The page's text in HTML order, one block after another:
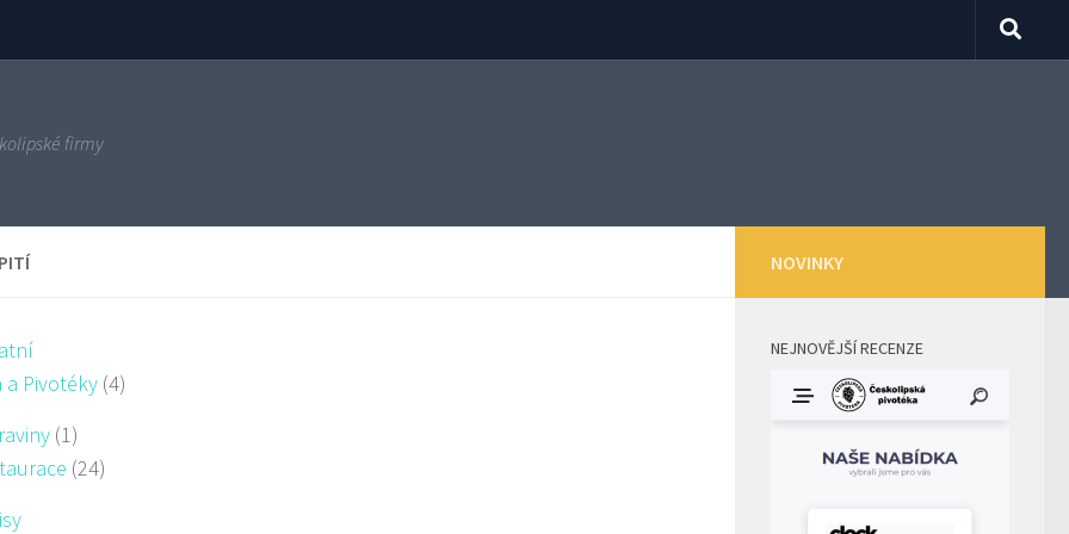
firmy
a Pivotéky (4)
(1)
(24)
NOVINKY
NEJNOVĚJŠÍ RECENZE